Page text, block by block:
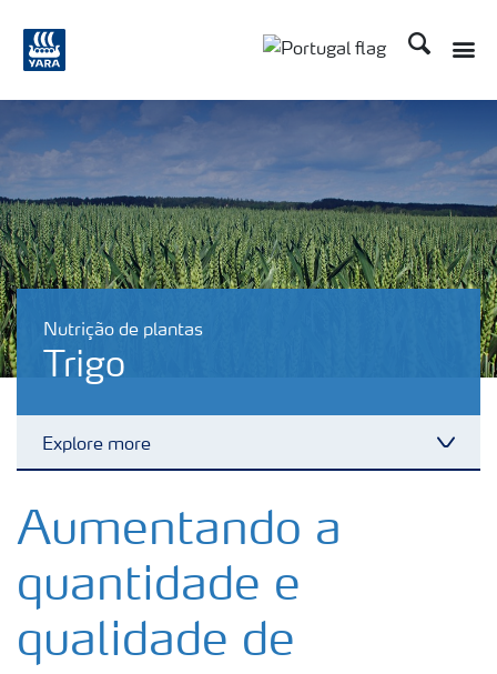
Procurar
Nutrição de plantas
Trigo
Explore more
Ferramentas
Armazenamento e manuseio de fertilizantes
Aumentando a
quantidade e
qualidade de